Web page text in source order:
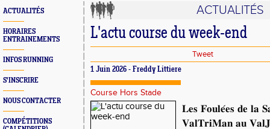
ACTUALITÉS
HORAIRES
ENTRAINEMENTS
INFOS RUNNING
S'INSCRIRE
NOUS CONTACTER
COMPÉTITIONS
ACTUALITÉS
L'actu course du week-end
Tweet
1 Juin 2026 - Freddy Littiere
Course Hors Stade
𝐋𝐞𝐬 𝐅𝐨𝐮𝐥𝐞́𝐞𝐬 𝐝𝐞 𝐥𝐚
𝐕𝐚𝐥𝐓𝐫𝐢𝐌𝐚𝐧 𝐚𝐮